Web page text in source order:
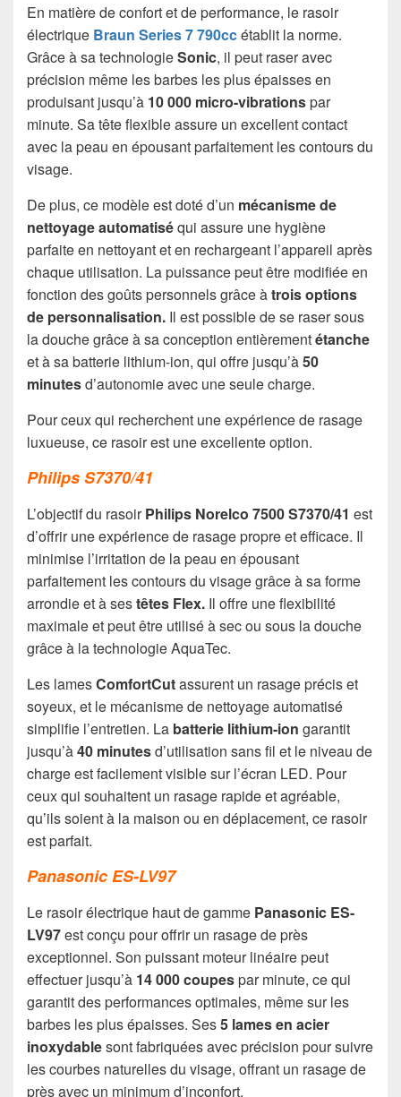
En matière de confort et de performance, le rasoir
électrique Braun Series 7 790ccétablit la norme.
Grâce à sa technologieSonic, il peut raser avec
précision même les barbes les plus épaisses en
produisant jusqu’à 10 000 micro-vibrationspar
minute. Sa tête flexible assure un excellent contact
avec la peau en épousant parfaitement les contours du
visage.
De plus, ce modèle est doté d’un mécanisme de
nettoyage automatiséqui assure une hygiène
parfaite en nettoyant et en rechargeant l’appareil après
chaque utilisation. La puissance peut être modifiée en
fonction des goûts personnels grâce àtrois options
de personnalisation. Il est possible de se raser sous
la douche grâce à sa conception entièrementétanche
et à sa batterie lithium-ion, qui offre jusqu’à50
minutesd’autonomie avec une seule charge.
Pour ceux qui recherchent une expérience de rasage
luxueuse, ce rasoir est une excellente option.
Philips S7370/41
L’objectif du rasoirPhilips Norelco 7500 S7370/41 est
d’offrir une expérience de rasage propre et efficace. Il
minimise l’irritation de la peau en épousant
parfaitement les contours du visage grâce à sa forme
arrondie et à sestêtes Flex. Il offre une flexibilité
maximale et peut être utilisé à sec ou sous la douche
grâce à la technologie AquaTec.
Les lamesComfortCutassurent un rasage précis et
soyeux, et le mécanisme de nettoyage automatisé
simplifie l’entretien. La batterie lithium-ion garantit
jusqu’à40 minutesd’utilisation sans fil et le niveau de
charge est facilement visible sur l’écran LED. Pour
ceux qui souhaitent un rasage rapide et agréable,
qu’ils soient à la maison ou en déplacement, ce rasoir
est parfait.
Panasonic ES-LV97
Le rasoir électrique haut de gamme Panasonic ES-
LV97est conçu pour offrir un rasage de près
exceptionnel. Son puissant moteur linéaire peut
effectuer jusqu’à 14 000 coupespar minute, ce qui
garantit des performances optimales, même sur les
barbes les plus épaisses. Ses5 lames en acier
inoxydablesont fabriquées avec précision pour suivre
les courbes naturelles du visage, offrant un rasage de
près avec un minimum d’inconfort.